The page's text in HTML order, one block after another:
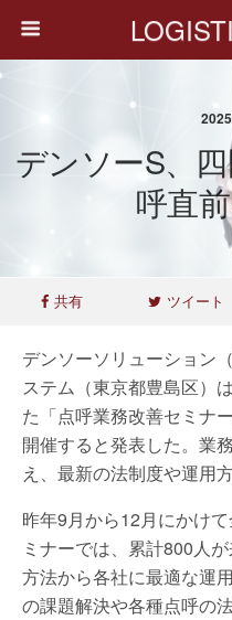
デンソーS、
呼直
共有 ツイート
デンソーソリューション
ステム（東京都豊島区）
た「点呼業務改善セミナ
開催すると発表した。業
え、最新の法制度や運用
昨年9月から12月にかけ
ミナーでは、累計800人
方法から各社に最適な運
の課題解決や各種点呼の